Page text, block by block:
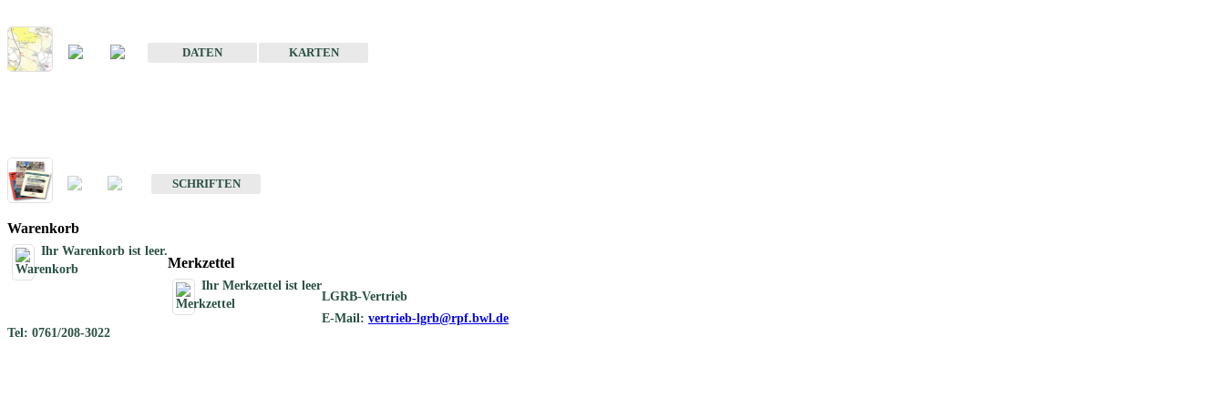
DATEN
KARTEN
SCHRIFTEN
Warenkorb
Ihr Warenkorb ist leer.
Merkzettel
Ihr Merkzettel ist leer
LGRB-Vertrieb
E-Mail: vertrieb-lgrb@rpf.bwl.de
Tel: 0761/208-3022